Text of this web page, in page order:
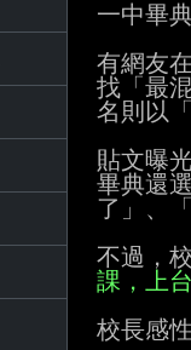
一中畢
有網友
找「最
名則以
貼文曝
畢典還
了」、
不過，
課，上
校長感